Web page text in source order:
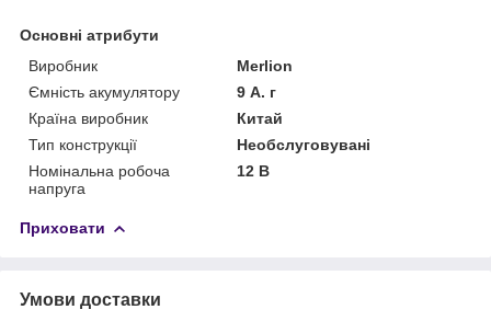
Основні атрибути
Виробник
Merlion
Ємність акумулятору
9 А. г
Країна виробник
Китай
Тип конструкції
Необслуговувані
Номінальна робоча
напруга
12 В
Приховати
Умови доставки